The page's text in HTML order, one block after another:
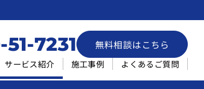
51-7231 無料相談はこちら
サービス紹介 施工事例 よくあるご質問